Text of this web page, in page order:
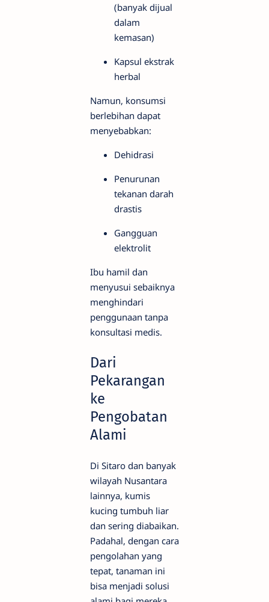
(banyak dijual
dalam
kemasan)
Kapsul ekstrak
herbal
Namun, konsumsi
berlebihan dapat
menyebabkan:
Dehidrasi
Penurunan
tekanan darah
drastis
Gangguan
elektrolit
Ibu hamil dan
menyusui sebaiknya
menghindari
penggunaan tanpa
konsultasi medis.
Dari
Pekarangan
ke
Pengobatan
Alami
Di Sitaro dan banyak
wilayah Nusantara
lainnya, kumis
kucing tumbuh liar
dan sering diabaikan.
Padahal, dengan cara
pengolahan yang
tepat, tanaman ini
bisa menjadi solusi